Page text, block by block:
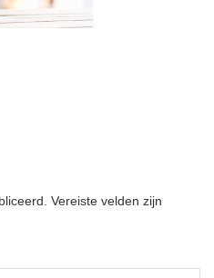
Vereiste velden zijn